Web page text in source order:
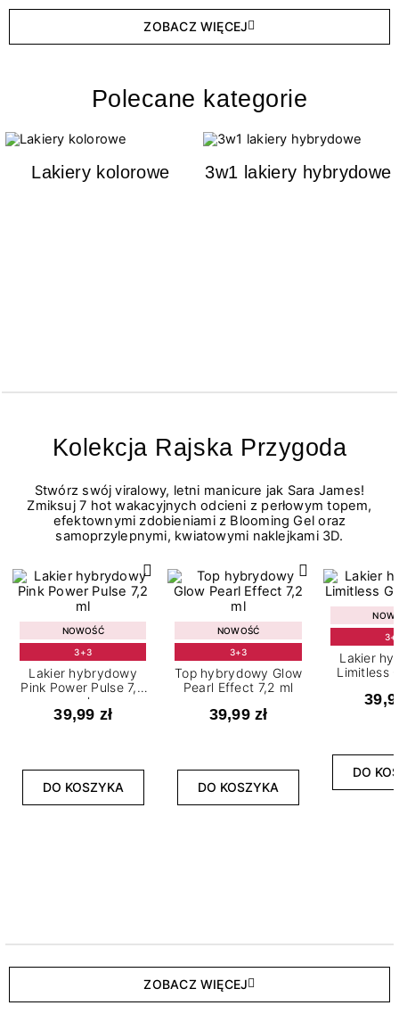
ZOBACZ WIĘCEJ
Polecane kategorie
Lakiery kolorowe 3w1 lakiery hybrydowe
Kolekcja Rajska Przygoda
Stwórz swój viralowy, letni manicure jak Sara James!
Zmiksuj 7 hot wakacyjnych odcieni z perłowym topem,
efektownymi zdobieniami z Blooming Gel oraz
samoprzylepnymi, kwiatowymi naklejkami 3D.
NOWOŚĆ
3+3
Lakier hybrydowy
Pink Power Pulse 7,2
ml
39,99 zł
DO KOSZYKA
NOWOŚĆ
3+3
Top hybrydowy Glow
Pearl Effect 7,2 ml
39,99 zł
DO KOSZYKA
Lakier
Limitless
DO
ZOBACZ WIĘCEJ